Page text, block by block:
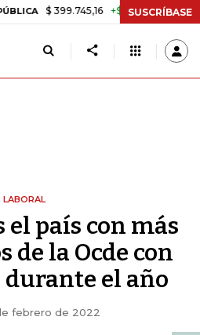
399.745,16 +$ 2.295,71 +0,58%
SUSCRÍBASE
LABORAL
el país con más
de la Ocde con
durante el año
febrero de 2022